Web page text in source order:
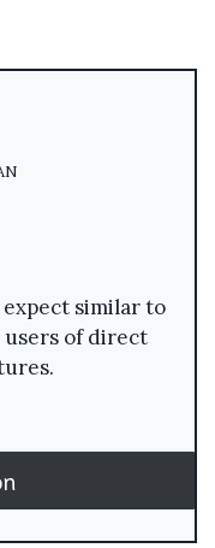
similar to
of direct